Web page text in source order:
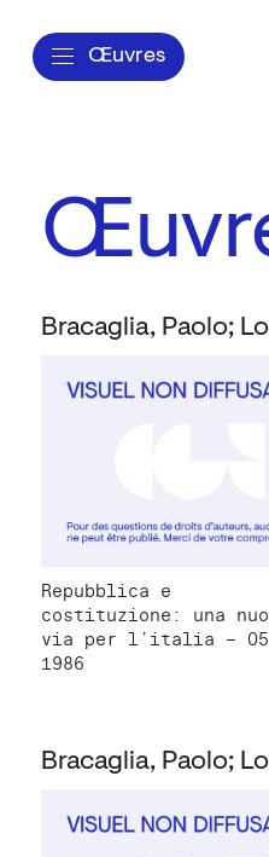
Œuvres
Repubblica e
costituzione: una
via per l’italia – 05
1986